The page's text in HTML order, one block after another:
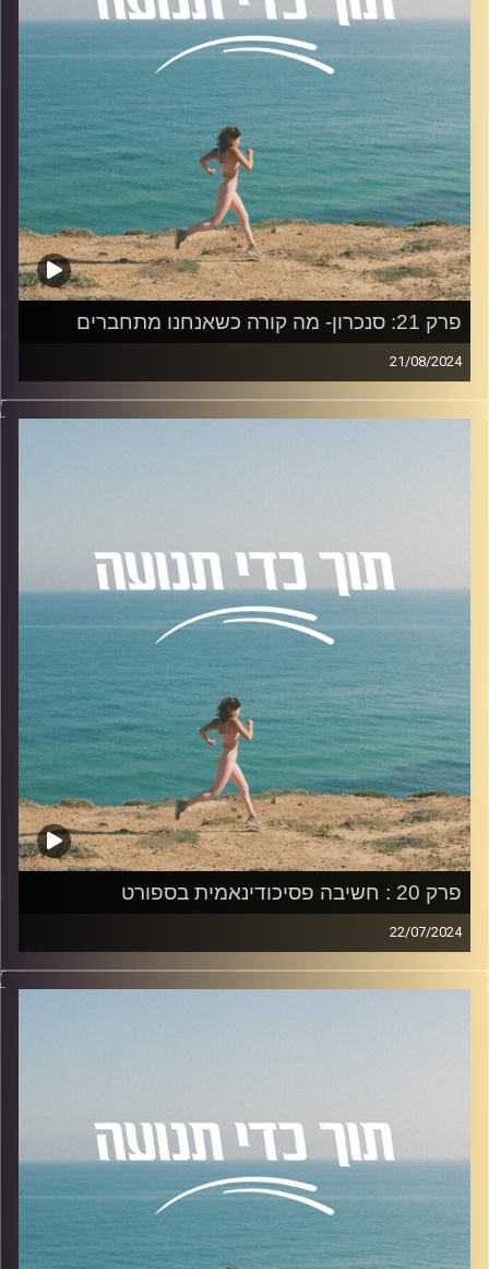
אסנת בעלת חברה לייעוץ ארגוני, תחומי התמחותה הם: הקשבה
בצוותים, הקשבה של מנהלים, פסיכולוגיה חיובית, פתוח צוות
ניהולי בכיר, פיתוח מנהלים, עובדים וצוותים, שיפור עבודת
ממשקים, ליווי והטמעת שינויים והערכת ביצועים.
נושאים שיעלו בפרק: אופי ופיתוח כישורי הקשבה, מחסומים
והתגברות על אתגרים בהקשבה, איכות הקשבה, השפעת
ההקשבה על אינטראקציות ומערכות יחסים, שיתוף חוויות
במהלך שיחות, היתרונות בשיפור מימוניות ההקשבה.
להצטרפות לקבוצת הוואטספ שלנו "קהילת הפודקאסט- תוך
כדי תנועה", בה עולים תכנים רלוונטיים מהפרק, שאלות שלכם
ואתגרים למיניהם.
לחצו עלהלינק
האזנה נעימה!
פרק 21: סנכרון- מה קורה כשאנחנו מתחברים
21/08/2024
בפרק היום נדבר על סנכרון יחד עם ד״ר לינוי שוורץ, בעלת
תואר ראשון בביולוגיה ופסיכולוגיה בדגש מדעי המוח, ותואר
נושאים שיעלו בפרק:
הצורך האנושי לאינטראקציה חברתית, התהליכים וההשפעות
של אינטראקציות חברתיות, שיטות וכלים למדידת סנכרון בין
אנשים, השפעת הטכנולוגיה והמרחק החברתי על סנכרון
ומחקרים וממצאים מעניינים בתחום הסנכרון.
להצטרפות לקבוצת הוואטספ שלנו "קהילת הפודקאסט- תוך
כדי תנועה", בה עולים תכנים רלוונטיים מהפרק, שאלות שלכם
ואתגרים למיניהם.
לחצו עלהלינק
האזנה נעימה!
קרדיט תמונות:AudioVersity
פרק 20 : חשיבה פסיכודינאמית בספורט
22/07/2024
פרק 20 עוסק ב-חשיבה פסיכודינמית בספורט, בו אירחתי את
ד"ר אוהד נחום פסיכולוג קליני ומרצה.
פסיכולוגיות שונות ועוד.
להצטרפות לקבוצת הוואטספ שלנו "קהילת הפודקאסט- תוך
כדי תנועה", בה עולים תכנים רלוונטיים מהפרק, שאלות שלכם
ואתגרים למיניהם.
לחצו עלהלינק